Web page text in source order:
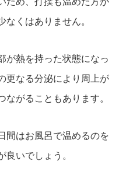
なくはありません。
が熱を持った状態になっ
更なる分泌により周上が
がることもあります。
間はお風呂で温めるのを
良いでしょう。